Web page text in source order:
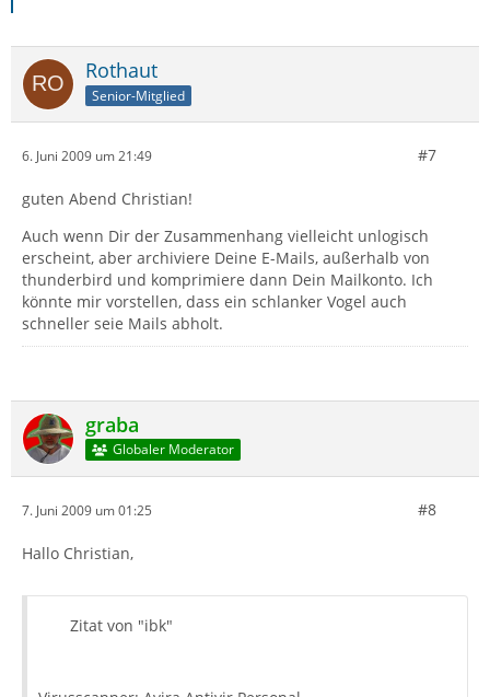
Rothaut
Senior-Mitglied
6. Juni 2009 um 21:49 #7
guten Abend Christian!
Auch wenn Dir der Zusammenhang vielleicht unlogisch
erscheint, aber archiviere Deine E-Mails, außerhalb von
thunderbird und komprimiere dann Dein Mailkonto. Ich
könnte mir vorstellen, dass ein schlanker Vogel auch
schneller seie Mails abholt.
graba
Globaler Moderator
7. Juni 2009 um 01:25 #8
Hallo Christian,
Zitat von "ibk"